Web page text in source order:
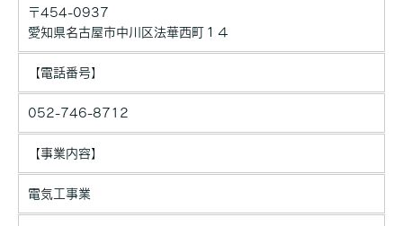
ご本人の照会
れる場合には、ご本人であることを確認の上、対応させていただ
法令、規範の遵守と見直し
他規範を遵守するとともに、本ポリシーの内容を適宜見直し、そ
の改善に努めます。
〒454-0937
愛知県名古屋市中川区法華西町１４
【電話番号】
052-746-8712
【事業内容】
電気工事業